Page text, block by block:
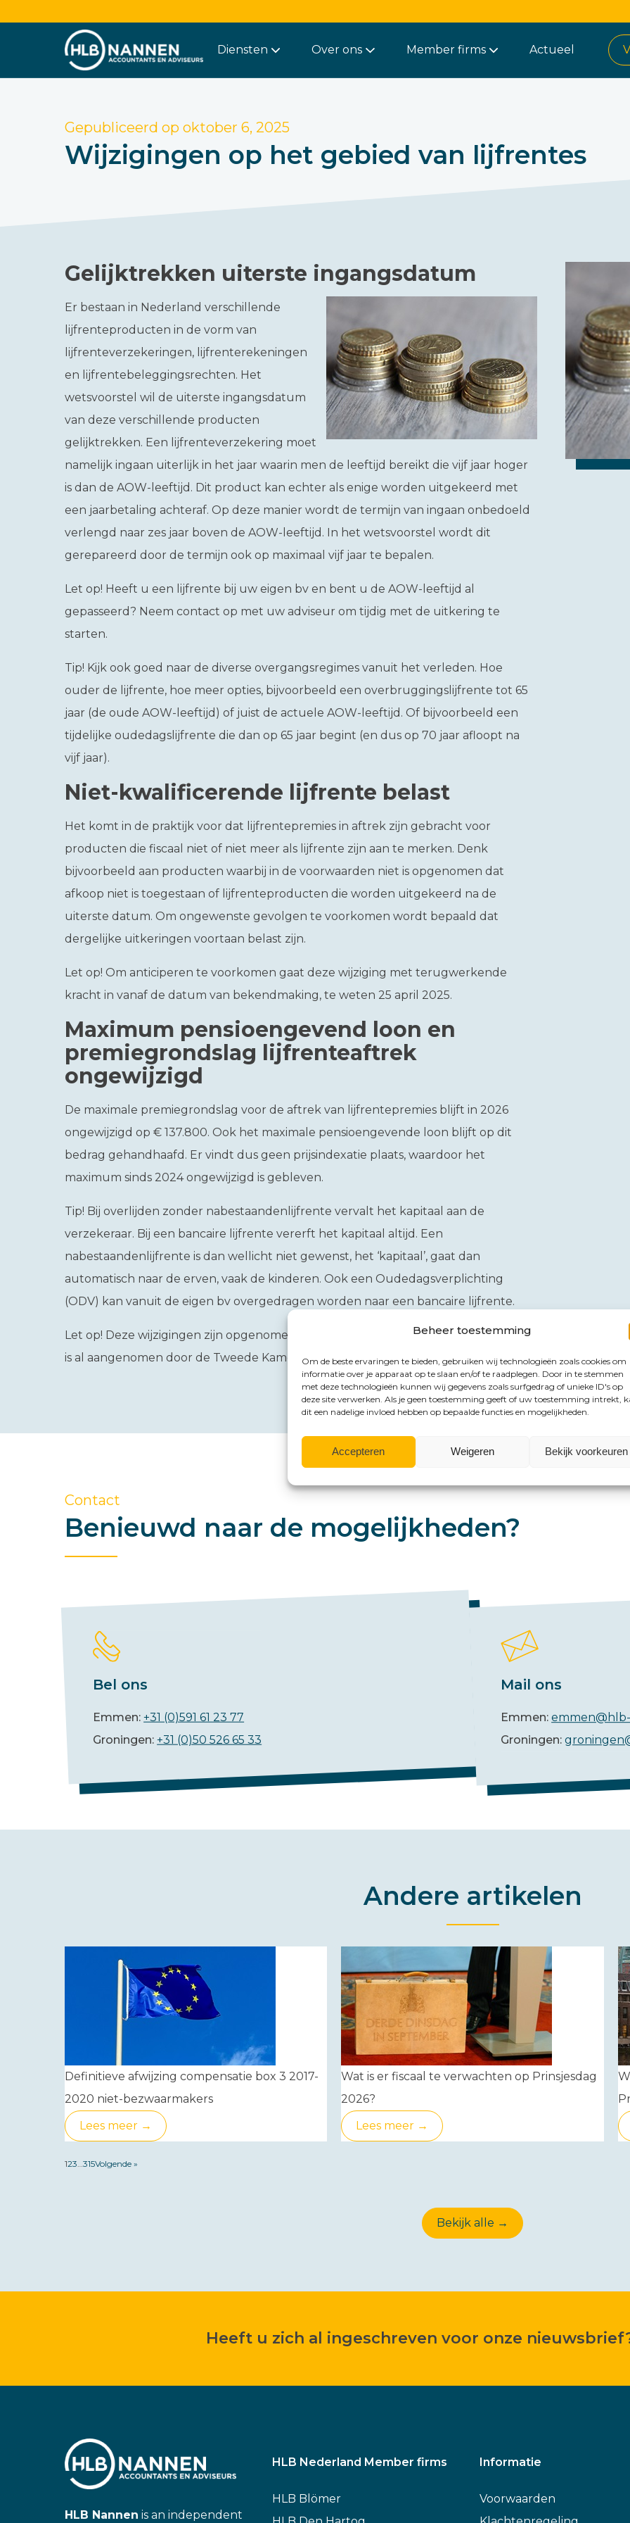
Beheer toestemming
Om de beste ervaringen te bieden, gebruiken wij technologieën zoals cookies om
informatie over je apparaat op te slaan en/of te raadplegen. Door in te stemmen
met deze technologieën kunnen wij gegevens zoals surfgedrag of unieke ID's op
deze site verwerken. Als je geen toestemming geeft of uw toestemming intrekt,
dit een nadelige invloed hebben op bepaalde functies en mogelijkheden.
Accepteren Weigeren Bekijk voorkeuren
Diensten Over ons Member firms Actueel
Gepubliceerd op oktober 6, 2025
Wijzigingen op het gebied van lijfrentes
Gelijktrekken uiterste ingangsdatum
Er bestaan in Nederland verschillende
lijfrenteproducten in de vorm van
lijfrenteverzekeringen, lijfrenterekeningen
en lijfrentebeleggingsrechten. Het
wetsvoorstel wil de uiterste ingangsdatum
van deze verschillende producten
gelijktrekken. Een lijfrenteverzekering moet
namelijk ingaan uiterlijk in het jaar waarin men de leeftijd bereikt die vijf jaar hoger
is dan de AOW-leeftijd. Dit product kan echter als enige worden uitgekeerd met
een jaarbetaling achteraf. Op deze manier wordt de termijn van ingaan onbedoeld
verlengd naar zes jaar boven de AOW-leeftijd. In het wetsvoorstel wordt dit
gerepareerd door de termijn ook op maximaal vijf jaar te bepalen.
Let op! Heeft u een lijfrente bij uw eigen bv en bent u de AOW-leeftijd al
gepasseerd? Neem contact op met uw adviseur om tijdig met de uitkering te
starten.
Tip! Kijk ook goed naar de diverse overgangsregimes vanuit het verleden. Hoe
ouder de lijfrente, hoe meer opties, bijvoorbeeld een overbruggingslijfrente tot 65
jaar (de oude AOW-leeftijd) of juist de actuele AOW-leeftijd. Of bijvoorbeeld een
tijdelijke oudedagslijfrente die dan op 65 jaar begint (en dus op 70 jaar afloopt na
vijf jaar).
Niet-kwalificerende lijfrente belast
Het komt in de praktijk voor dat lijfrentepremies in aftrek zijn gebracht voor
producten die fiscaal niet of niet meer als lijfrente zijn aan te merken. Denk
bijvoorbeeld aan producten waarbij in de voorwaarden niet is opgenomen dat
afkoop niet is toegestaan of lijfrenteproducten die worden uitgekeerd na de
uiterste datum. Om ongewenste gevolgen te voorkomen wordt bepaald dat
dergelijke uitkeringen voortaan belast zijn.
Let op! Om anticiperen te voorkomen gaat deze wijziging met terugwerkende
kracht in vanaf de datum van bekendmaking, te weten 25 april 2025.
Maximum pensioengevend loon en
premiegrondslag lijfrenteaftrek
ongewijzigd
De maximale premiegrondslag voor de aftrek van lijfrentepremies blijft in 2026
ongewijzigd op € 137.800. Ook het maximale pensioengevende loon blijft op dit
bedrag gehandhaafd. Er vindt dus geen prijsindexatie plaats, waardoor het
maximum sinds 2024 ongewijzigd is gebleven.
Tip! Bij overlijden zonder nabestaandenlijfrente vervalt het kapitaal aan de
verzekeraar. Bij een bancaire lijfrente vererft het kapitaal altijd. Een
nabestaandenlijfrente is dan wellicht niet gewenst, het ‘kapitaal’, gaat dan
automatisch naar de erven, vaak de kinderen. Ook een Oudedagsverplichting
(ODV) kan vanuit de eigen bv overgedragen worden naar een bancaire lijfrente.
Let op! Deze wijzigingen zijn opgenomen in de Fiscale Verzamelwet 2026. Deze wet
is al aangenomen door de Tweede Kamer, maar nog niet door de Eerste Kamer.
Contact
Benieuwd naar de mogelijkheden?
Bel ons
Emmen:+31 (0)591 61 23 77
Groningen:+31 (0)50 526 65 33
Mail ons
Emmen:
Groningen:
Andere artikelen
Definitieve afwijzing compensatie box 3 2017-
2020 niet-bezwaarmakers
Lees meer →
Wat is er fiscaal te verwachten op Prinsjesdag
2026?
Lees meer →
123 315Volgende »
Bekijk alle →
Heeft u zich al ingeschreven voor onze
HLB Nannen is an independent
HLB Nederland Member firms
HLB Blömer
Informatie
Voorwaarden